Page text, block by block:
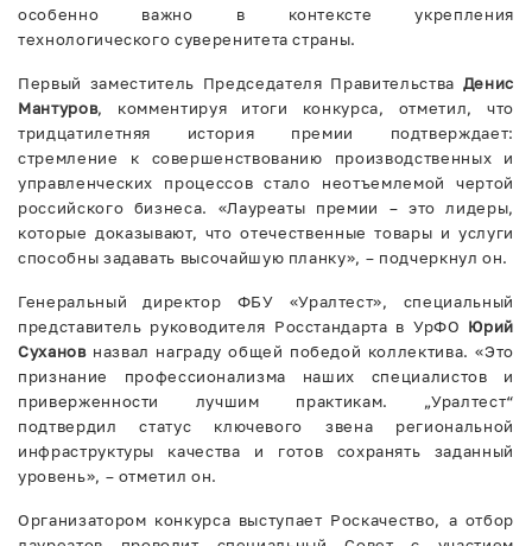
особенно важно в контексте укрепления
технологического суверенитета страны.
Первый заместитель Председателя Правительства Денис
Мантуров, комментируя итоги конкурса, отметил, что
тридцатилетняя история премии подтверждает:
стремление к совершенствованию производственных и
управленческих процессов стало неотъемлемой чертой
российского бизнеса. «Лауреаты премии – это лидеры,
которые доказывают, что отечественные товары и услуги
способны задавать высочайшую планку», – подчеркнул он.
Генеральный директор ФБУ «Уралтест», специальный
представитель руководителя Росстандарта в УрФО Юрий
Сухановназвал награду общей победой коллектива. «Это
признание профессионализма наших специалистов и
приверженности лучшим практикам. „Уралтест“
подтвердил статус ключевого звена региональной
инфраструктуры качества и готов сохранять заданный
уровень», – отметил он.
Организатором конкурса выступает Роскачество, а отбор